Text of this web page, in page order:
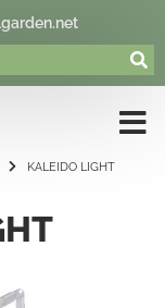
KALEIDO LIGHT